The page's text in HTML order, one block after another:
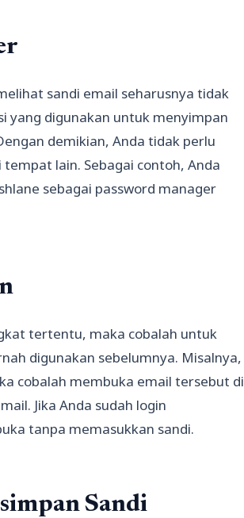
sandi email seharusnya tidak
yang digunakan untuk menyimpan
demikian, Anda tidak perlu
lain. Sebagai contoh, Anda
sebagai password manager
tertentu, maka cobalah untuk
digunakan sebelumnya. Misalnya,
cobalah membuka email tersebut di
Jika Anda sudah login
tanpa memasukkan sandi.
Sandi